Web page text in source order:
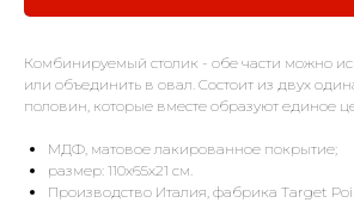
Комбинируемый столик - обе части можно
или объединить в овал. Состоит из двух
половин, которые вместе образуют единое
МДФ, матовое лакированное покрытие;
размер: 110х65х21 см.
Производство Италия, фабрика Target